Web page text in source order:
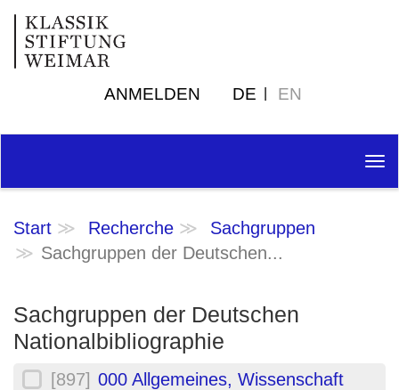
ANMELDEN DE EN
Start Recherche
Sachgruppen
Sachgruppen der Deutschen...
Sachgruppen der Deutschen
Nationalbibliographie
[897] 000 Allgemeines, Wissenschaft